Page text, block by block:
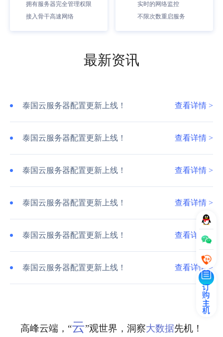
拥有服务器完全管理权限
接入骨干高速网络
实时的网络监控
不限次数重启服务
最新资讯
泰国云服务器配置更新上线！ 查看详情 >
泰国云服务器配置更新上线！ 查看详情 >
泰国云服务器配置更新上线！ 查看详情 >
泰国云服务器配置更新上线！ 查看详情 >
泰国云服务器配置更新上线！ 查看详情 >
泰国云服务器配置更新上线！ 查看详情 >
高峰云端，“云”观世界，洞察大数据先机！
订购主机